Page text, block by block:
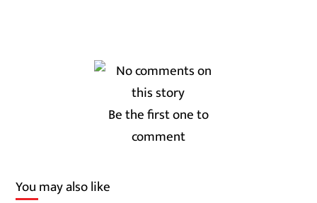
Be the first one to
comment
You may also like